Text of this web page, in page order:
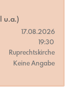
u.a.)
17.08.2026
19:30
Ruprechtskirche
Keine Angabe